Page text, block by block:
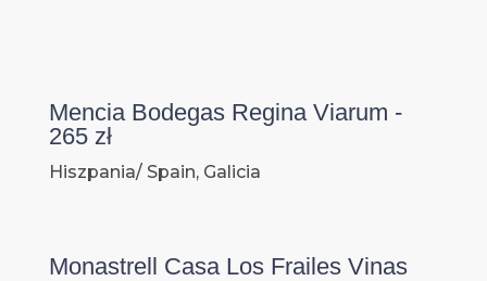
Mencia Bodegas Regina Viarum -
265 zł
Hiszpania/ Spain, Galicia
Monastrell Casa Los Frailes Vinas